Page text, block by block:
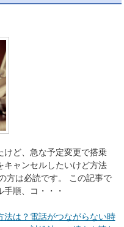
けど、急な予定変更で搭乗
キャンセルしたいけど方法
方は必読です。 この記事で
順、コ・・・
法は？電話がつながらない時